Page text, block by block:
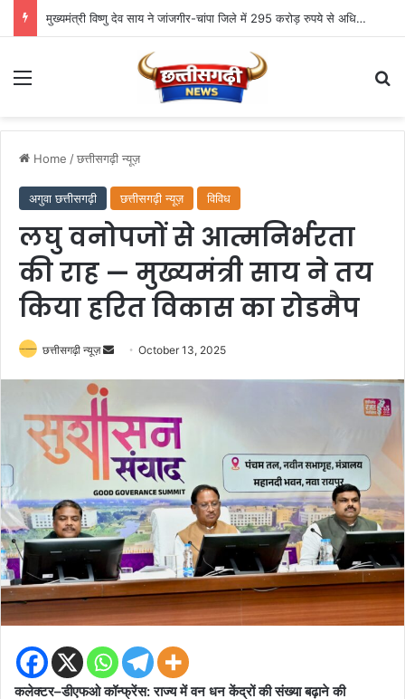
मुख्यमंत्री विष्णु देव साय ने जांजगीर-चांपा जिले में 295 करोड़ रुपये से अधिक के 341 विकास कार्यों का किया लोकार्पण एवं भूमिपूजन
Menu
Home /छत्तीसगढ़ी न्यूज़
अगुवा छत्तीसगढ़ी छत्तीसगढ़ी न्यूज़ विविध
लघु वनोपजों से आत्मनिर्भरता
की राह — मुख्यमंत्री साय ने तय
किया हरित विकास का रोडमैप
छत्तीसगढ़ी न्यूज़
SendOctober 13, 2025
कलेक्टर–डीएफओ कॉन्फ्रेंस: राज्य में वन धन केंद्रों की संख्या बढ़ाने की